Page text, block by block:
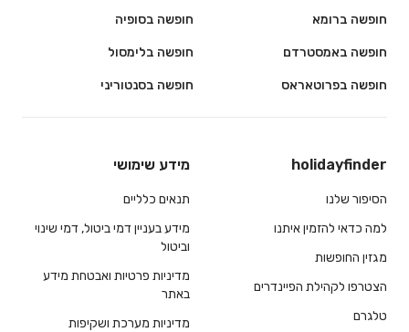
חופשה ברומא
חופשה באמסטרדם
חופשה בפרוטאראס
חופשה בסופיה
חופשה בלימסול
חופשה בסנטוריני
holidayfinder
הסיפור שלנו
למה כדאי להזמין איתנו
מגזין החופשות
הצטרפו לקהילת הפיינדרים
טלגרם
מידע שימושי
תנאים כלליים
מידע בעניין דמי ביטול, דמי שינוי
וביטול
מדיניות פרטיות ואבטחת מידע
באתר
מדיניות מערכת ושקיפות